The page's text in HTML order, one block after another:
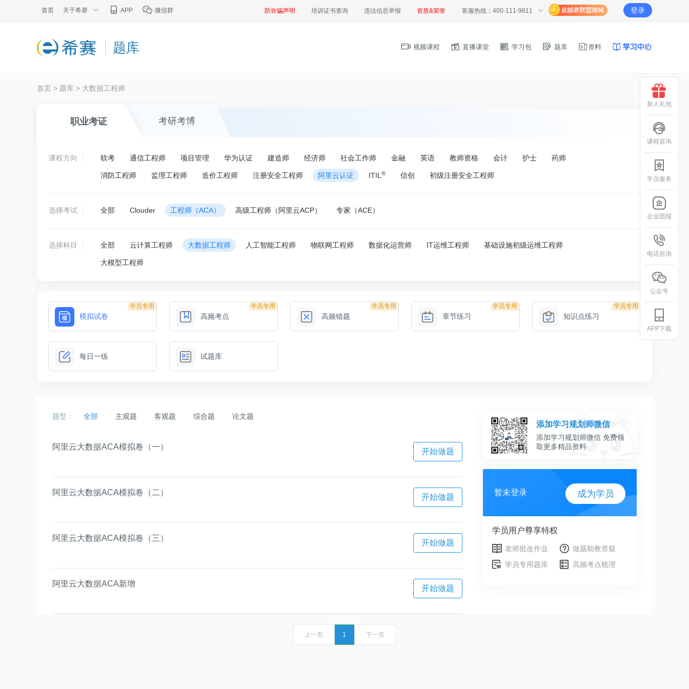
首页 关于希赛 APP 微信群 防诈骗声明 培训证书查询 违法信息举报 资质&荣誉 客服热线：400-111-9811 登录
题库 视频课程 直播课堂 学习包 题库 资料
首页 > 题库 > 大数据工程师
职业考证 考研考博
课程方向 软考 通信工程师 项目管理 华为认证 建造师 经济师 社会工作师 金融 英语 教师资格 会计 护士 药师
消防工程师 监理工程师 造价工程师 注册安全工程师 阿里云认证 ITIL ® 信创 初级注册安全工程师
选择考试 全部 Clouder 工程师（ACA） 高级工程师（阿里云ACP） 专家（ACE）
选择科目 全部 云计算工程师 大数据工程师 人工智能工程师 物联网工程师 数据化运营师 IT运维工程师 基础设施初级运维工程师
大模型工程师
学员专用
模拟试卷
学员专用
高频考点
学员专用
高频错题
学员专用
章节练习
学员专用
知识点练习
每日一练 试题库
题型： 全部 主观题 客观题 综合题 论文题
阿里云大数据ACA模拟卷（一）
开始做题
阿里云大数据ACA模拟卷（二）
开始做题
阿里云大数据ACA模拟卷（三）
开始做题
阿里云大数据ACA新增
开始做题
添加学习规划师微信
添加学习规划师微信 免费领
取更多精品资料
暂未登录 成为学员
学员用户尊享特权
老师批改作业
做题助教答疑
学员专用题库
高频考点梳理
上一页 1 下一页
新人礼包
课程咨询
学员服务
企业团报
电话咨询
公众号
APP下载